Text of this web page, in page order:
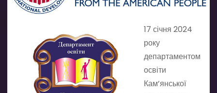
17 січня 2024
року
департаментом
освіти
Кам’янської